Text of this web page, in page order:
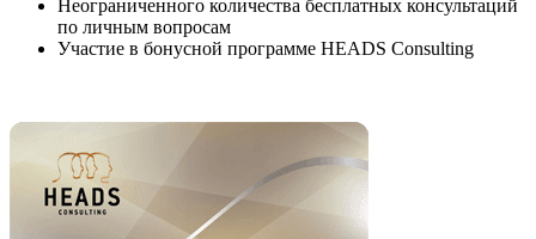
Неограниченного количества бесплатных консультаций
по личным вопросам
Участие в бонусной программе HEADS Consulting